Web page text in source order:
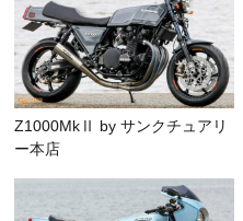
Z1000MkⅡ by サンクチュアリ
ー本店